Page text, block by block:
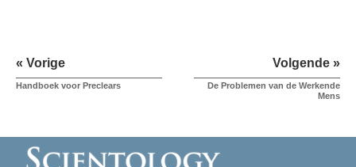
« Vorige
Handboek voor Preclears
Volgende »
De Problemen van de Werkende
Mens